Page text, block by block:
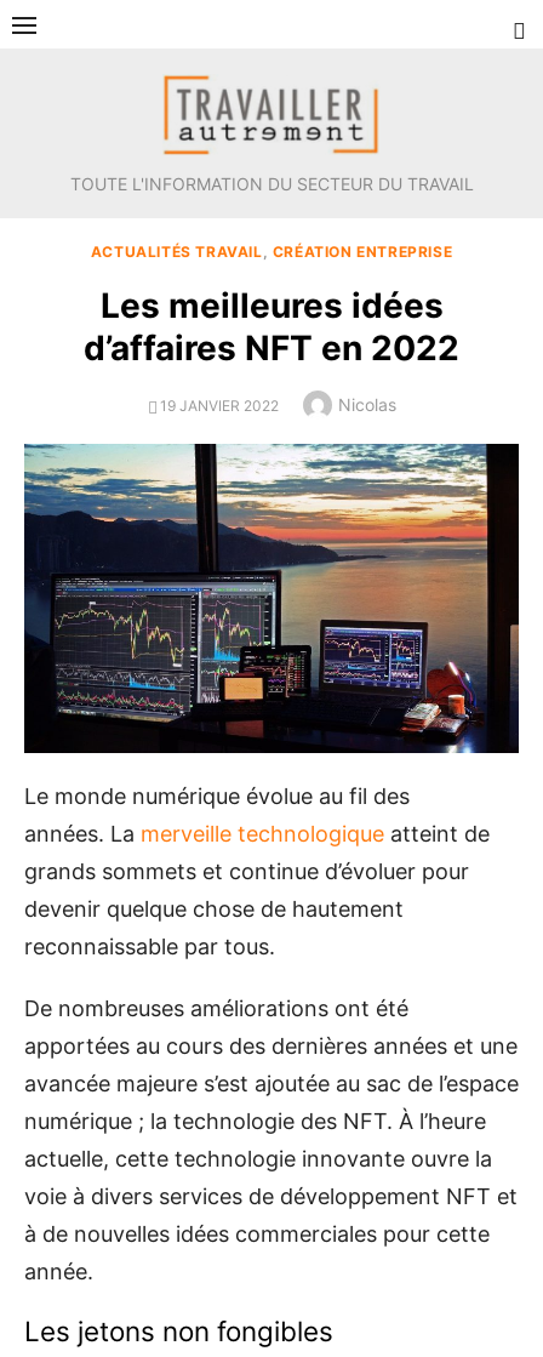
Aller
TOUTE L'INFORMATION DU SECTEUR DU TRAVAIL
ACTUALITÉS TRAVAIL CRÉATION ENTREPRISE
Les meilleures idées
d’affaires NFT en 2022
POSTED
19 JANVIER 2022 Author
Nicolas
Le monde numérique évolue au fil des
années. La merveille technologique atteint de
grands sommets et continue d’évoluer pour
devenir quelque chose de hautement
reconnaissable par tous.
De nombreuses améliorations ont été
apportées au cours des dernières années et une
avancée majeure s’est ajoutée au sac de l’espace
numérique ; la technologie des NFT. À l’heure
actuelle, cette technologie innovante ouvre la
voie à divers services de développement NFT et
à de nouvelles idées commerciales pour cette
année.
Les jetons non fongibles